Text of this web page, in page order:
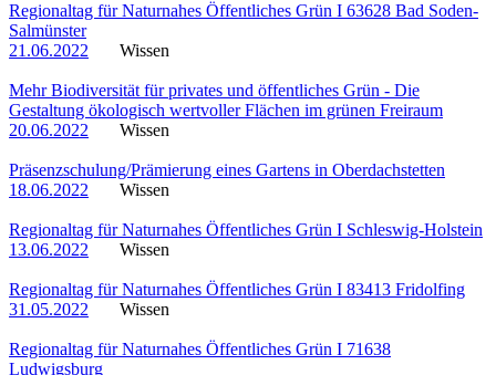
Regionaltag für Naturnahes Öffentliches Grün I 63628 Bad Soden-
Salmünster
21.06.2022
Wissen
Mehr Biodiversität für privates und öffentliches Grün - Die
Gestaltung ökologisch wertvoller Flächen im grünen Freiraum
20.06.2022
Wissen
Präsenzschulung/Prämierung eines Gartens in Oberdachstetten
18.06.2022
Wissen
Regionaltag für Naturnahes Öffentliches Grün I Schleswig-Holstein
13.06.2022
Wissen
Regionaltag für Naturnahes Öffentliches Grün I 83413 Fridolfing
31.05.2022
Wissen
Regionaltag für Naturnahes Öffentliches Grün I 71638
Ludwigsburg